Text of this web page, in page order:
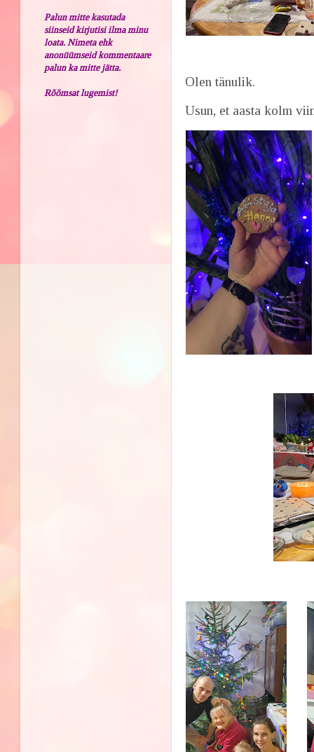
Olen tänulik.
Usun, et aasta kolm
Palun mitte kasutada
siinseid kirjutisi ilma minu
loata. Nimeta ehk
anonüümseid kommentaare
palun ka mitte jätta.
Rõõmsat lugemist!